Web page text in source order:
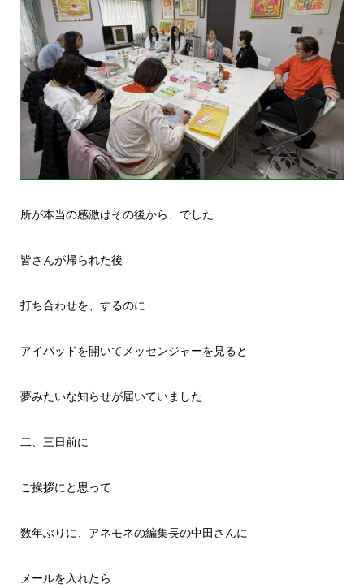
所が本当の感激はその後から、でした
皆さんが帰られた後
打ち合わせを、するのに
アイパッドを開いてメッセンジャーを見ると
夢みたいな知らせが届いていました
二、三日前に
ご挨拶にと思って
数年ぶりに、アネモネの編集長の中田さんに
メールを入れたら